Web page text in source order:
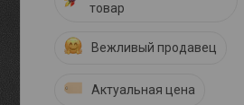
товар
Вежливый продавец
Актуальная цена